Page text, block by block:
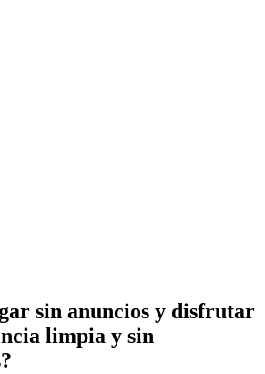
sin anuncios y disfrutar
limpia y sin